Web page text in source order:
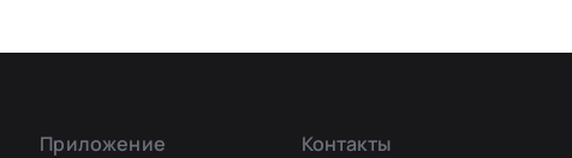
Приложение
Контакты